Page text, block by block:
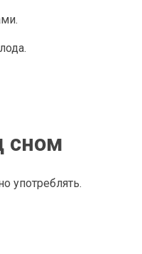
сном
употреблять.